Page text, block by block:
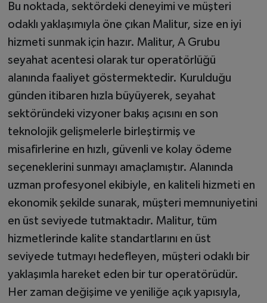
Bu noktada, sektördeki deneyimi ve müşteri
odaklı yaklaşımıyla öne çıkan Malitur, size en iyi
hizmeti sunmak için hazır. Malitur, A Grubu
seyahat acentesi olarak tur operatörlüğü
alanında faaliyet göstermektedir. Kurulduğu
günden itibaren hızla büyüyerek, seyahat
sektöründeki vizyoner bakış açısını en son
teknolojik gelişmelerle birleştirmiş ve
misafirlerine en hızlı, güvenli ve kolay ödeme
seçeneklerini sunmayı amaçlamıştır. Alanında
uzman profesyonel ekibiyle, en kaliteli hizmeti en
ekonomik şekilde sunarak, müşteri memnuniyetini
en üst seviyede tutmaktadır. Malitur, tüm
hizmetlerinde kalite standartlarını en üst
seviyede tutmayı hedefleyen, müşteri odaklı bir
yaklaşımla hareket eden bir tur operatörüdür.
Her zaman değişime ve yeniliğe açık yapısıyla,